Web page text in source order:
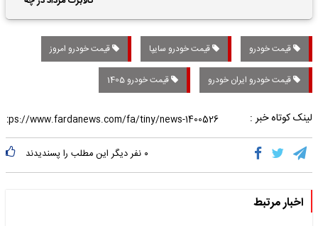
تاریخی واریز خواهد شد؟
قیمت خودرو قیمت خودرو سایپا قیمت خودرو امروز
قیمت خودرو ایران خودرو قیمت خودرو 1405
لینک کوتاه خبر :
۰ نفر دیگر این مطلب را پسندیدند
اخبار مرتبط